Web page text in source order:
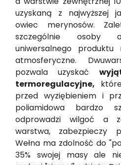
uzyskaną z najwyższej
owiec merynosów.
szczególnie osoby
uniwersalnego
atmosferyczne.
pozwala uzyskać
termoregulacyjne,
przed wyziębieniem i
poliamidowa bardzo
odprowadzi wilgoć a
warstwa, zabezpieczy
Wełna ma zdolność do
35% swojej masy ale